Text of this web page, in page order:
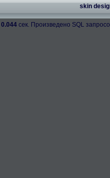
skin
0.044 сек. Произведено SQL